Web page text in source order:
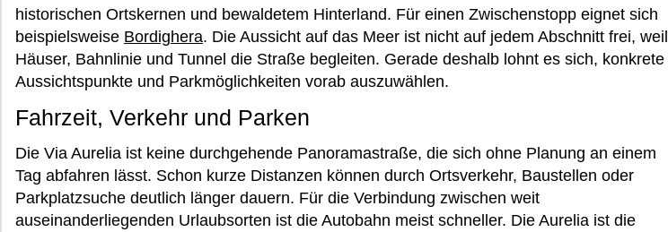
historischen Ortskernen und bewaldetem Hinterland. Für einen Zwischenstopp eignet sich
beispielsweise Bordighera. Die Aussicht auf das Meer ist nicht auf jedem Abschnitt frei, weil
Häuser, Bahnlinie und Tunnel die Straße begleiten. Gerade deshalb lohnt es sich, konkrete
Aussichtspunkte und Parkmöglichkeiten vorab auszuwählen.
Fahrzeit, Verkehr und Parken
Die Via Aurelia ist keine durchgehende Panoramastraße, die sich ohne Planung an einem
Tag abfahren lässt. Schon kurze Distanzen können durch Ortsverkehr, Baustellen oder
Parkplatzsuche deutlich länger dauern. Für die Verbindung zwischen weit
auseinanderliegenden Urlaubsorten ist die Autobahn meist schneller. Die Aurelia ist die